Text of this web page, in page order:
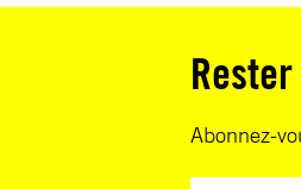
Abonnez-